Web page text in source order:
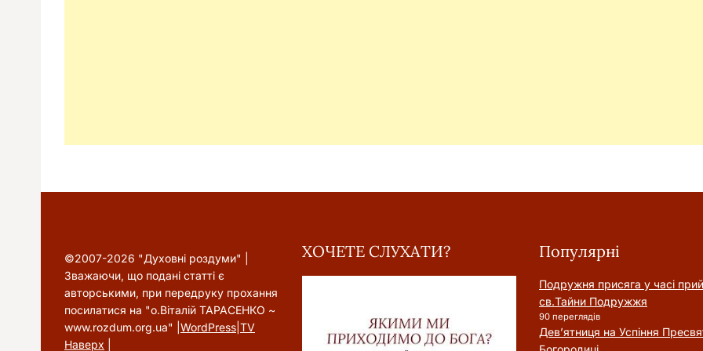
©2007-2026 "Духовні роздуми" |
Зважаючи, що подані статті є
авторськими, при передруку прохання
посилатися на "о.Віталій ТАРАСЕНКО ~
www.rozdum.org.ua" | WordPress TV
Наверх
ХОЧЕТЕ СЛУХАТИ? Популярні
Подружня присягa у часі
cв.Тайни Подружжя
90 переглядів
Дев’ятниця на Успіння